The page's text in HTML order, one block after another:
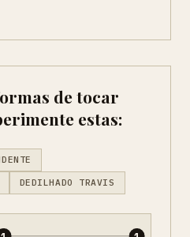
de tocar
estas:
DEDILHADO TRAVIS